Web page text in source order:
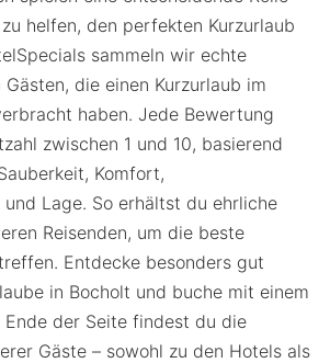
helfen, den perfekten Kurzurlaub
sammeln wir echte
die einen Kurzurlaub im
haben. Jede Bewertung
zwischen 1 und 10, basierend
Komfort,
Lage. So erhältst du ehrliche
Reisenden, um die beste
Entdecke besonders gut
in Bocholt und buche mit einem
Ende der Seite findest du die
Gäste – sowohl zu den Hotels als